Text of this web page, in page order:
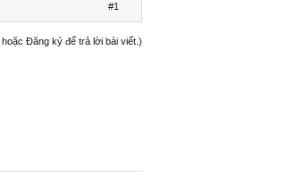
#1
Đăng ký để trả lời bài viết.)